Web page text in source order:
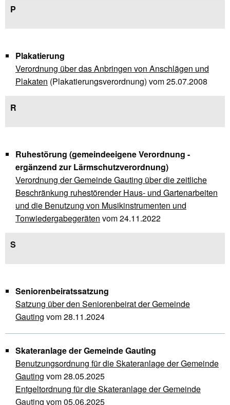
P
Plakatierung
Verordnung über das Anbringen von Anschlägen und
Plakaten (Plakatierungsverordnung) vom 25.07.2008
R
Ruhestörung (gemeindeeigene Verordnung -
ergänzend zur Lärmschutzverordnung)
Verordnung der Gemeinde Gauting über die zeitliche
Beschränkung ruhestörender Haus- und Gartenarbeiten
und die Benutzung von Musikinstrumenten und
Tonwiedergabegeräten vom 24.11.2022
S
Seniorenbeiratssatzung
Satzung über den Seniorenbeirat der Gemeinde
Gauting vom 28.11.2024
Skateranlage der Gemeinde Gauting
Benutzungsordnung für die Skateranlage der Gemeinde
Gauting vom 28.05.2025
Entgeltordnung für die Skateranlage der Gemeinde
Gauting vom 05.06.2025